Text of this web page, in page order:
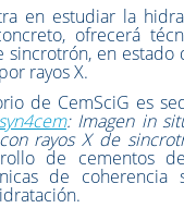
en estudiar la
ofrecerá
en
rayos X.
de CemSciG es
: Imagen in
rayos X de
de cementos
de coherencia